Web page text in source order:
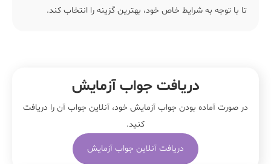
تا با توجه به شرایط خاص خود، بهترین گزینه را انتخاب کند.
دریافت جواب آزمایش
در صورت آماده بودن جواب آزمایش خود، آنلاین جواب‌ آن را دریافت
کنید.
دریافت آنلاین جواب آزمایش